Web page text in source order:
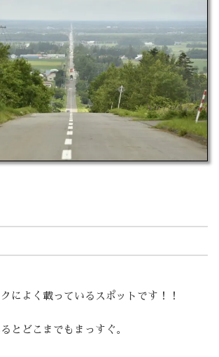
によく載っているスポットです！！
とどこまでもまっすぐ。